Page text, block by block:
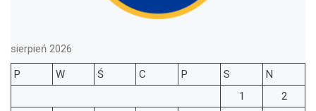
sierpień 2026
P
W Ś C P S
N
1
2